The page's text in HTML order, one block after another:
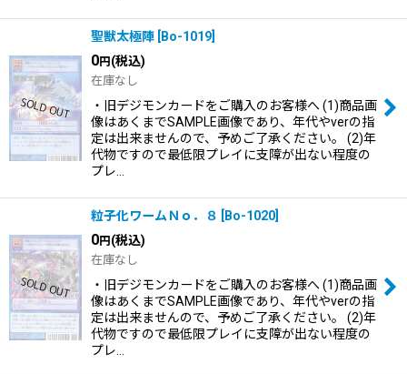
聖獣太極陣 Bo-1019
0円(税込)
在庫なし
・旧デジモンカードをご購入のお客様へ (1)商品画
像はあくまでSAMPLE画像であり、年代やverの指
定は出来ませんので、予めご了承ください。 (2)年
代物ですので最低限プレイに支障が出ない程度の
プレ…
粒子化ワームＮｏ．８ Bo-1020
0円(税込)
在庫なし
・旧デジモンカードをご購入のお客様へ (1)商品画
像はあくまでSAMPLE画像であり、年代やverの指
定は出来ませんので、予めご了承ください。 (2)年
代物ですので最低限プレイに支障が出ない程度の
プレ…